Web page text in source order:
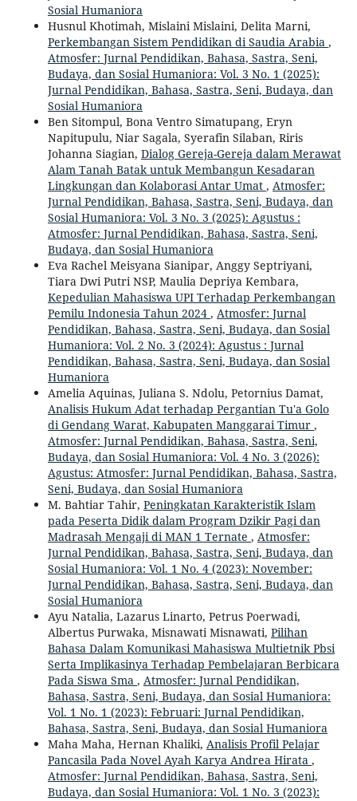
Sosial Humaniora
Husnul Khotimah, Mislaini Mislaini, Delita Marni,
Perkembangan Sistem Pendidikan di Saudia Arabia ,
Atmosfer: Jurnal Pendidikan, Bahasa, Sastra, Seni,
Budaya, dan Sosial Humaniora: Vol. 3 No. 1 (2025):
Jurnal Pendidikan, Bahasa, Sastra, Seni, Budaya, dan
Sosial Humaniora
Ben Sitompul, Bona Ventro Simatupang, Eryn
Napitupulu, Niar Sagala, Syerafin Silaban, Riris
Johanna Siagian, Dialog Gereja-Gereja dalam Merawat
Alam Tanah Batak untuk Membangun Kesadaran
Lingkungan dan Kolaborasi Antar Umat , Atmosfer:
Jurnal Pendidikan, Bahasa, Sastra, Seni, Budaya, dan
Sosial Humaniora: Vol. 3 No. 3 (2025): Agustus :
Atmosfer: Jurnal Pendidikan, Bahasa, Sastra, Seni,
Budaya, dan Sosial Humaniora
Eva Rachel Meisyana Sianipar, Anggy Septriyani,
Tiara Dwi Putri NSP, Maulia Depriya Kembara,
Kepedulian Mahasiswa UPI Terhadap Perkembangan
Pemilu Indonesia Tahun 2024 , Atmosfer: Jurnal
Pendidikan, Bahasa, Sastra, Seni, Budaya, dan Sosial
Humaniora: Vol. 2 No. 3 (2024): Agustus : Jurnal
Pendidikan, Bahasa, Sastra, Seni, Budaya, dan Sosial
Humaniora
Amelia Aquinas, Juliana S. Ndolu, Petornius Damat,
Analisis Hukum Adat terhadap Pergantian Tu'a Golo
di Gendang Warat, Kabupaten Manggarai Timur ,
Atmosfer: Jurnal Pendidikan, Bahasa, Sastra, Seni,
Budaya, dan Sosial Humaniora: Vol. 4 No. 3 (2026):
Agustus: Atmosfer: Jurnal Pendidikan, Bahasa, Sastra,
Seni, Budaya, dan Sosial Humaniora
M. Bahtiar Tahir, Peningkatan Karakteristik Islam
pada Peserta Didik dalam Program Dzikir Pagi dan
Madrasah Mengaji di MAN 1 Ternate , Atmosfer:
Jurnal Pendidikan, Bahasa, Sastra, Seni, Budaya, dan
Sosial Humaniora: Vol. 1 No. 4 (2023): November:
Jurnal Pendidikan, Bahasa, Sastra, Seni, Budaya, dan
Sosial Humaniora
Ayu Natalia, Lazarus Linarto, Petrus Poerwadi,
Albertus Purwaka, Misnawati Misnawati, Pilihan
Bahasa Dalam Komunikasi Mahasiswa Multietnik Pbsi
Serta Implikasinya Terhadap Pembelajaran Berbicara
Pada Siswa Sma , Atmosfer: Jurnal Pendidikan,
Bahasa, Sastra, Seni, Budaya, dan Sosial Humaniora:
Vol. 1 No. 1 (2023): Februari: Jurnal Pendidikan,
Bahasa, Sastra, Seni, Budaya, dan Sosial Humaniora
Maha Maha, Hernan Khaliki, Analisis Profil Pelajar
Pancasila Pada Novel Ayah Karya Andrea Hirata ,
Atmosfer: Jurnal Pendidikan, Bahasa, Sastra, Seni,
Budaya, dan Sosial Humaniora: Vol. 1 No. 3 (2023):